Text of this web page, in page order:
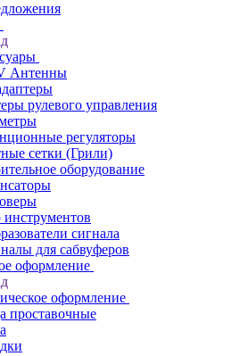
Антенны
рулевого управления
регуляторы
сетки (Грили)
оборудование
сигнала
для сабвуферов
оформление
оформление
проставочные